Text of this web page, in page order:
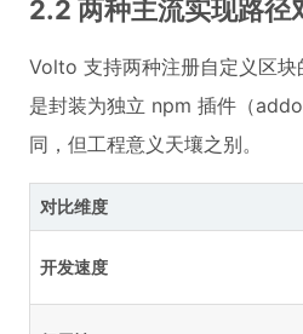
2.2 两种主流实现路径
Volto 支持两种注册自定义区
是封装为独立 npm 插件（
同，但工程意义天壤之别。
对比维度
开发速度